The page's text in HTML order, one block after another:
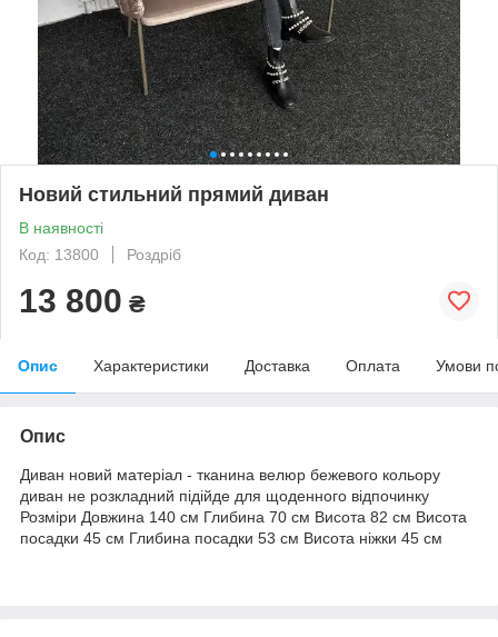
Новий стильний прямий диван
В наявності
Код: 13800
Роздріб
13 800 ₴
Опис Характеристики Доставка Оплата Умови
Опис
Диван новий матеріал - тканина велюр бежевого кольору
диван не розкладний підійде для щоденного відпочинку
Розміри Довжина 140 см Глибина 70 см Висота 82 см Висота
посадки 45 см Глибина посадки 53 см Висота ніжки 45 см